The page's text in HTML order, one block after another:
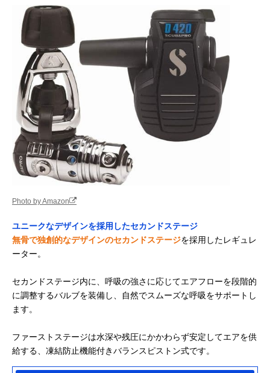
Photo by Amazon
ユニークなデザインを採用したセカンドステージ
無骨で独創的なデザインのセカンドステージを採用したレギュレ
ーター。
セカンドステージ内に、呼吸の強さに応じてエアフローを段階的
に調整するバルブを装備し、自然でスムーズな呼吸をサポートし
ます。
ファーストステージは水深や残圧にかかわらず安定してエアを供
給する、凍結防止機能付きバランスピストン式です。